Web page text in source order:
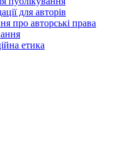
для авторів
про авторські права
етика